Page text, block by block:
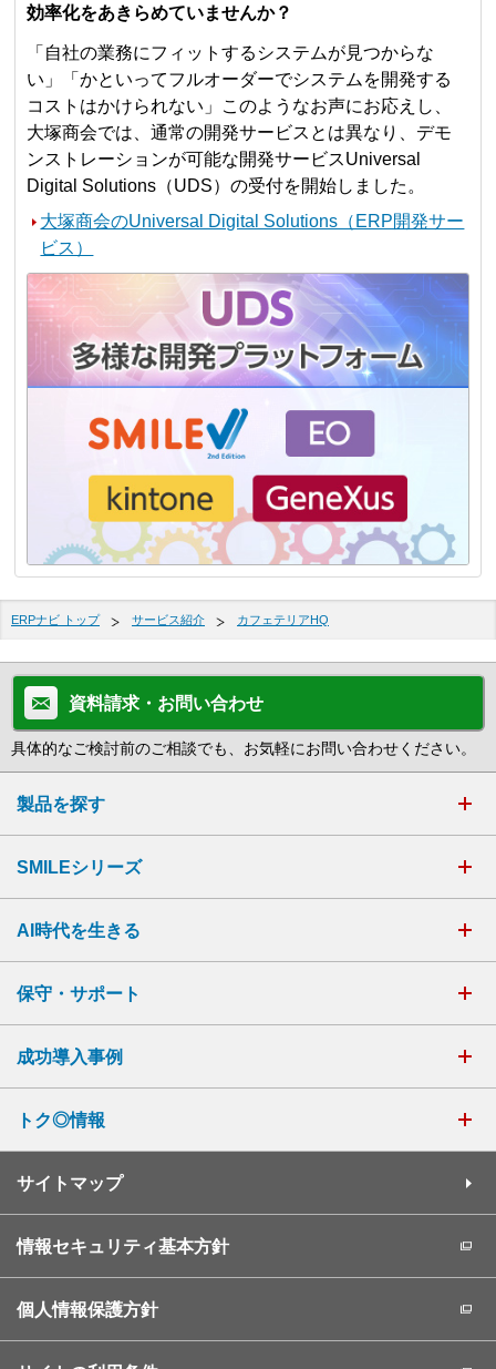
効率化をあきらめていませんか？
「自社の業務にフィットするシステムが見つからな
い」「かといってフルオーダーでシステムを開発する
コストはかけられない」このようなお声にお応えし、
大塚商会では、通常の開発サービスとは異なり、デモ
ンストレーションが可能な開発サービスUniversal
Digital Solutions（UDS）の受付を開始しました。
大塚商会のUniversal Digital Solutions（ERP開発サー
ビス）
ERPナビ トップ サービス紹介 カフェテリアHQ
資料請求・お問い合わせ
具体的なご検討前のご相談でも、お気軽にお問い合わせください。
製品を探す
SMILEシリーズ
AI時代を生きる
保守・サポート
成功導入事例
トク◎情報
サイトマップ
情報セキュリティ基本方針
個人情報保護方針